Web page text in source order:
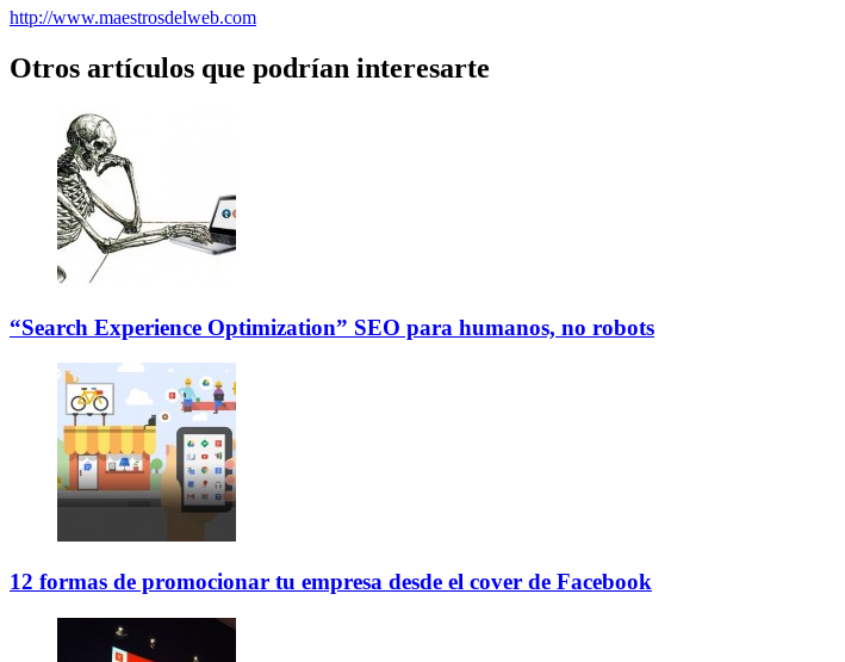
http://www.maestrosdelweb.com
Otros artículos que podrían interesarte
“Search Experience Optimization” SEO para humanos, no robots
12 formas de promocionar tu empresa desde el cover de Facebook